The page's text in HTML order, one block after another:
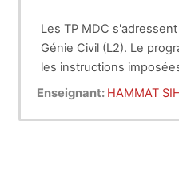
Les TP MDC
Génie Civil (L2). Le
les instructions
l'enseignement
Enseignant: HAMMAT